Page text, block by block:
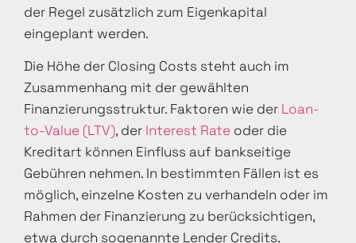
der Regel zusätzlich zum Eigenkapital
eingeplant werden.
Die Höhe der Closing Costs steht auch im
Zusammenhang mit der gewählten
Finanzierungsstruktur. Faktoren wie der Loan-
to-Value (LTV), der Interest Rate oder die
Kreditart können Einfluss auf bankseitige
Gebühren nehmen. In bestimmten Fällen ist es
möglich, einzelne Kosten zu verhandeln oder im
Rahmen der Finanzierung zu berücksichtigen,
etwa durch sogenannte Lender Credits.